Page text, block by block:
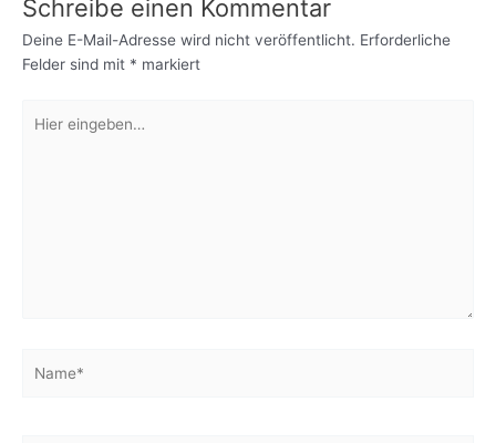
Schreibe einen Kommentar
Deine E-Mail-Adresse wird nicht veröffentlicht. Erforderliche
Felder sind mit * markiert
eingeben…